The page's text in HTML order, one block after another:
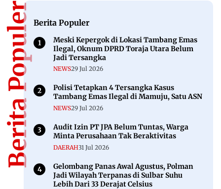
Berita PopulerBerita Populer
Meski Kepergok di Lokasi Tambang Emas
Ilegal, Oknum DPRD Toraja Utara Belum
Jadi Tersangka
NEWS29 Jul 2026
Polisi Tetapkan 4 Tersangka Kasus
Tambang Emas Ilegal di Mamuju, Satu ASN
NEWS29 Jul 2026
Audit Izin PT JPA Belum Tuntas, Warga
Minta Perusahaan Tak Beraktivitas
DAERAH31 Jul 2026
Gelombang Panas Awal Agustus, Polman
Jadi Wilayah Terpanas di Sulbar Suhu
Lebih Dari 33 Derajat Celsius